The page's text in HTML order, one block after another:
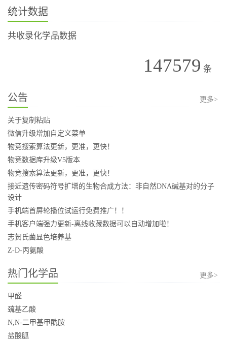
统计数据
共收录化学品数据
147579 条
公告 更多>
关于复制粘贴
微信升级增加自定义菜单
物竞搜索算法更新，更准，更快！
物竞数据库升级V5版本
物竞搜索算法更新，更准，更快！
接近遗传密码符号扩增的生物合成方法：非自然DNA碱基对的分子
设计
手机端首屏轮播位试运行免费推广！！
手机客户端强力更新-离线收藏数据可以自动增加啦！
志贺氏菌显色培养基
Z-D-丙氨酸
热门化学品 更多>
甲醛
巯基乙酸
N,N-二甲基甲酰胺
盐酸胍